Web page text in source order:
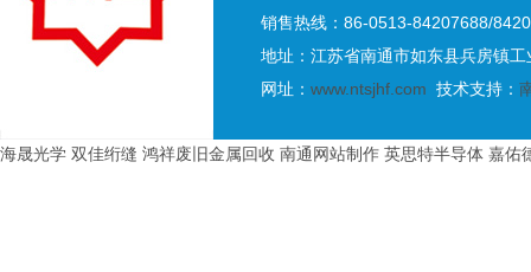
销售热线：86-0513-84207688/
地址：江苏省南通市如东县兵房镇
网址： www.ntsjhf.com 技术支持：
海晟光学 双佳绗缝 鸿祥废旧金属回收 南通网站制作 英思特半导体 嘉佑